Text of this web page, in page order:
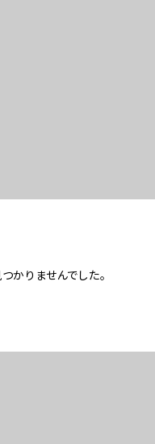
かりませんでした。